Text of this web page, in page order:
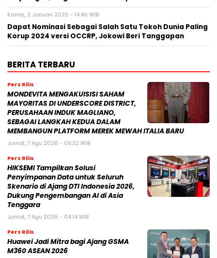
Kamis, 2 Januari 2025 - 14:46 WIB
Dapat Nominasi Sebagai Salah Satu Tokoh Dunia Paling
Korup 2024 versi OCCRP, Jokowi Beri Tanggapan
BERITA TERBARU
Pers Rilis
MONDEVITA MENGAKUISISI SAHAM
MAYORITAS DI UNDERSCORE DISTRICT,
PERUSAHAAN INDUK MAGLIANO,
SEBAGAI LANGKAH KEDUA DALAM
MEMBANGUN PLATFORM MEREK MEWAH ITALIA BARU
Jumat, 7 Agu 2026 - 09:32 WIB
Pers Rilis
HIKSEMI Tampilkan Solusi
Penyimpanan Data untuk Seluruh
Skenario di Ajang DTI Indonesia 2026,
Dukung Pengembangan AI di Asia
Tenggara
Jumat, 7 Agu 2026 - 04:14 WIB
Pers Rilis
Huawei Jadi Mitra bagi Ajang GSMA
M360 ASEAN 2026